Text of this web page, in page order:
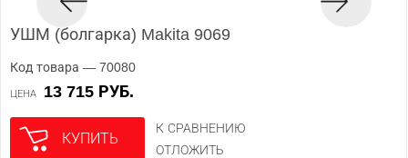
УШМ (болгарка) Makita 9069
Код товара — 70080
ЦЕНА 13 715 РУБ.
КУПИТЬ
К СРАВНЕНИЮ
ОТЛОЖИТЬ